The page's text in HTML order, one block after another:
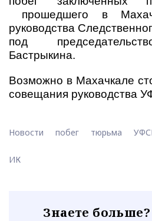
прошедшего в
руководства
под
Бастрыкина.
Возможно в Махачкале
совещания руководства
Новости побег тюрьма
ИК
Знаете